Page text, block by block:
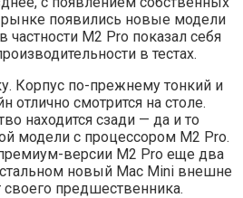
появились новые модели
частности M2 Pro показал себя
в тестах.
Корпус по-прежнему тонкий и
отлично смотрится на столе.
находится сзади — да и то
модели с процессором M2 Pro.
версии M2 Pro еще два
новый Mac Mini внешне
своего предшественника.